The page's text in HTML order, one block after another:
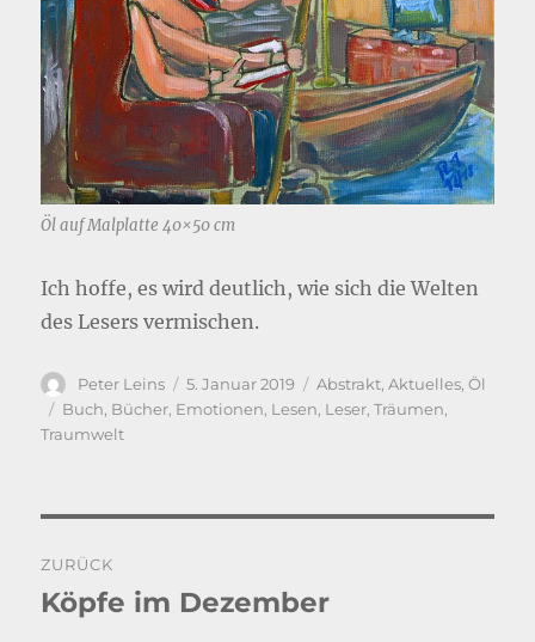
Öl auf Malplatte 40×50 cm
Ich hoffe, es wird deutlich, wie sich die Welten
des Lesers vermischen.
Autor
Peter Leins
Veröffentlicht
am
5. Januar 2019 Kategorien
Abstrakt,Aktuelles,Öl
Schlagwörter
Buch, Bücher, Emotionen, Lesen, Leser,Träumen,
Traumwelt
ZURÜCK
Vorheriger
Köpfe im Dezember